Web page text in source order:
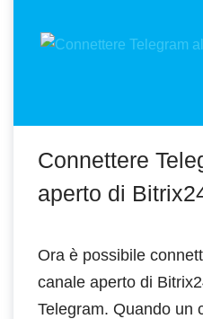
Connettere
aperto di
Ora è possibile
canale aperto di
Telegram. Quando un